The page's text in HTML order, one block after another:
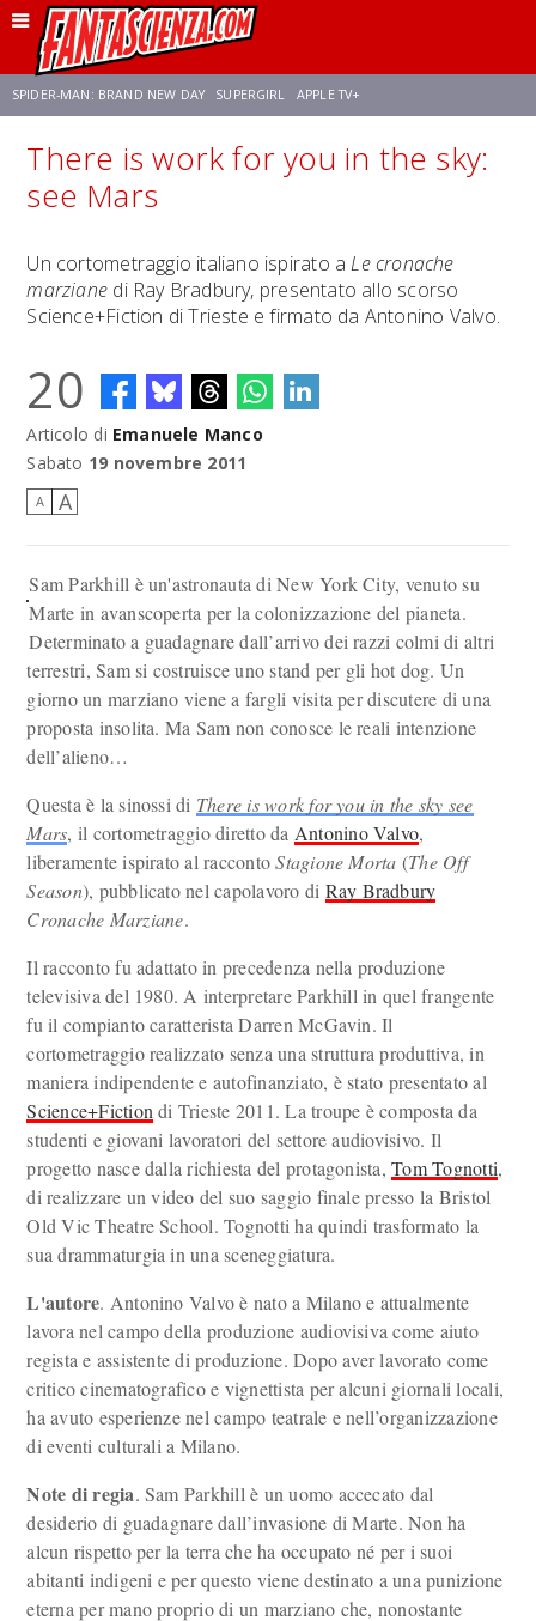
SPIDER-MAN: BRAND NEW DAY SUPERGIRL APPLE TV+
FRANCO RICCIARDIELLO ZENDAYA STAR TREK AVENGERS: DOOMSDAY
There is work for you in the sky:
see Mars
Un cortometraggio italiano ispirato aLe cronache
marziane di Ray Bradbury, presentato allo scorso
Science+Fiction di Trieste e firmato da Antonino Valvo.
20
Articolo di Emanuele Manco
Sabato 19 novembre 2011
A A
Sam Parkhill è un'astronauta di New York City, venuto su
Marte in avanscoperta per la colonizzazione del pianeta.
Determinato a guadagnare dall’arrivo dei razzi colmi di altri
terrestri, Sam si costruisce uno stand per gli hot dog. Un
giorno un marziano viene a fargli visita per discutere di una
proposta insolita. Ma Sam non conosce le reali intenzione
dell’alieno…
Questa è la sinossi di There is work for you in the sky see
Mars, il cortometraggio diretto da Antonino Valvo,
liberamente ispirato al raccontoStagione Morta (The Off
Season), pubblicato nel capolavoro di Ray Bradbury
Cronache Marziane.
Il racconto fu adattato in precedenza nella produzione
televisiva del 1980. A interpretare Parkhill in quel frangente
fu il compianto caratterista Darren McGavin. Il
cortometraggio realizzato senza una struttura produttiva, in
maniera indipendente e autofinanziato, è stato presentato al
Science+Fiction di Trieste 2011. La troupe è composta da
studenti e giovani lavoratori del settore audiovisivo. Il
progetto nasce dalla richiesta del protagonista,Tom Tognotti,
di realizzare un video del suo saggio finale presso la Bristol
Old Vic Theatre School. Tognotti ha quindi trasformato la
sua drammaturgia in una sceneggiatura.
L'autore. Antonino Valvo è nato a Milano e attualmente
lavora nel campo della produzione audiovisiva come aiuto
regista e assistente di produzione. Dopo aver lavorato come
critico cinematografico e vignettista per alcuni giornali locali,
ha avuto esperienze nel campo teatrale e nell’organizzazione
di eventi culturali a Milano.
Note di regia. Sam Parkhill è un uomo accecato dal
desiderio di guadagnare dall’invasione di Marte. Non ha
alcun rispetto per la terra che ha occupato né per i suoi
abitanti indigeni e per questo viene destinato a una punizione
eterna per mano proprio di un marziano che, nonostante